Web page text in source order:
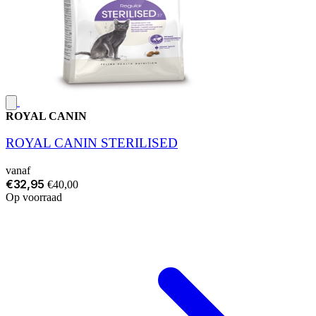
ROYAL CANIN
ROYAL CANIN STERILISED
vanaf
€32,95 €40,00
Op voorraad